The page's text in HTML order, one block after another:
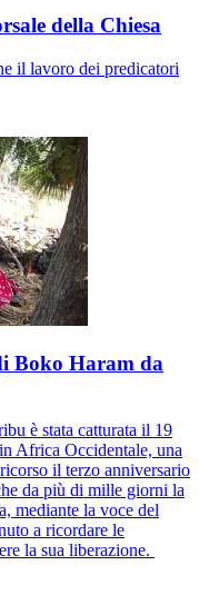
della Chiesa
il lavoro dei predicatori
Boko Haram da
è stata catturata il 19
Africa Occidentale, una
il terzo anniversario
da più di mille giorni la
mediante la voce del
a ricordare le
la sua liberazione.